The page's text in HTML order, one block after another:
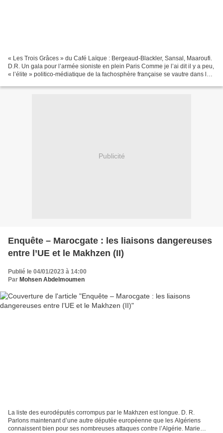
« Les Trois Grâces » du Café Laïque : Bergeaud-Blackler, Sansal, Maaroufi.
D.R. Un gala pour l’armée sioniste en plein Paris Comme je l’ai dit il y a peu,
« l’élite » politico-médiatique de la fachosphère française se vautre dans la
Publicité
Enquête – Marocgate : les liaisons dangereuses
entre l’UE et le Makhzen (II)
Publié le 04/01/2023 à 14:00
Par Mohsen Abdelmoumen
La liste des eurodéputés corrompus par le Makhzen est longue. D. R.
Parlons maintenant d’une autre députée européenne que les Algériens
connaissent bien pour ses nombreuses attaques contre l’Algérie. Marie